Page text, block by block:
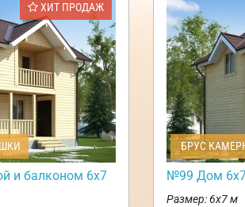
ХИТ ПРОДАЖ
и балконом 6х7
БРУС
№99 Дом
Размер: 6х7 м